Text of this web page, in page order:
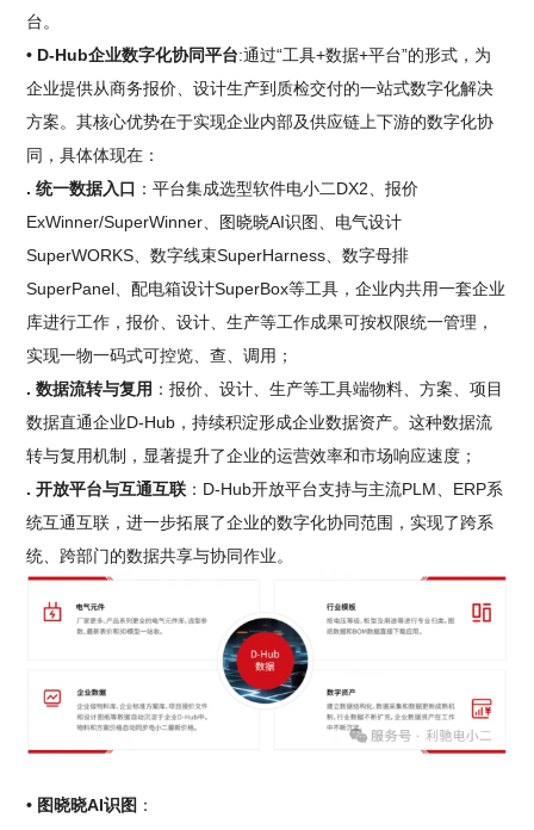
台。
• D-Hub企业数字化协同平台:通过“工具+数据+平台”的形式，为
企业提供从商务报价、设计生产到质检交付的一站式数字化解决
方案。其核心优势在于实现企业内部及供应链上下游的数字化协
同，具体体现在：
. 统一数据入口 ：平台集成选型软件电小二DX2、报价
ExWinner/SuperWinner、图晓晓AI识图、电气设计
SuperWORKS、数字线束SuperHarness、数字母排
SuperPanel、配电箱设计SuperBox等工具，企业内共用一套企业
库进行工作，报价、设计、生产等工作成果可按权限统一管理，
实现一物一码式可控览、查、调用；
. 数据流转与复用 ：报价、设计、生产等工具端物料、方案、项目
数据直通企业D-Hub，持续积淀形成企业数据资产。这种数据流
转与复用机制，显著提升了企业的运营效率和市场响应速度；
. 开放平台与互通互联 ：D-Hub开放平台支持与主流PLM、ERP系
统互通互联，进一步拓展了企业的数字化协同范围，实现了跨系
统、跨部门的数据共享与协同作业。
• 图晓晓AI识图 ：